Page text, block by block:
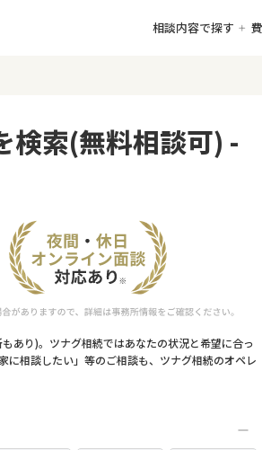
相談内容で探す
検索(無料相談可) -
あり)。ツナグ相続ではあなたの状況と希望に合っ
に相談したい」等のご相談も、ツナグ相続のオペレ